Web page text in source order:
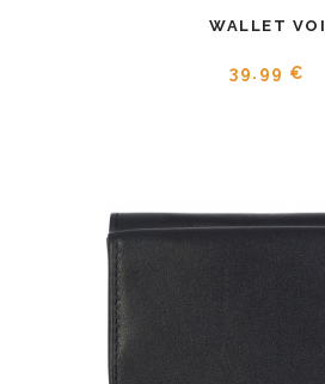
WALLET VOI
39.99 €